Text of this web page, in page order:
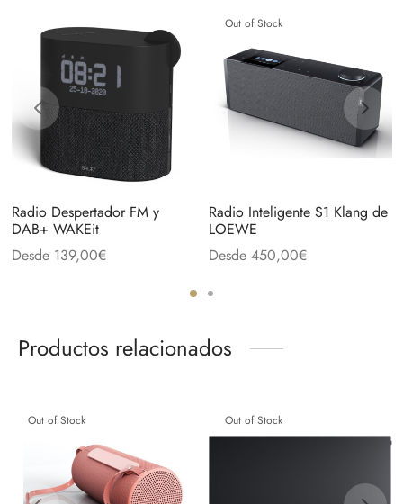
Radio Despertador FM y
DAB+ WAKEit
Desde 139,00€
Out of Stock
Radio Inteligente S1 Klang de
LOEWE
Desde 450,00€
Productos relacionados
Out of Stock Out of Stock